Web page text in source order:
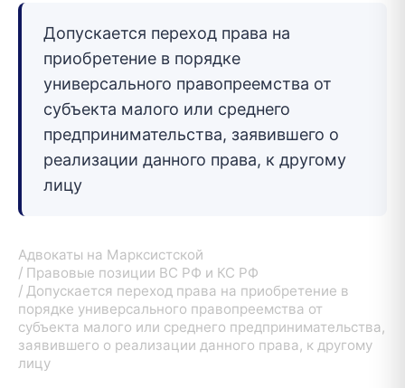
Допускается переход права на
приобретение в порядке
универсального правопреемства от
субъекта малого или среднего
предпринимательства, заявившего о
реализации данного права, к другому
лицу
Адвокаты на Марксистской
Правовые позиции ВС РФ и КС РФ
Допускается переход права на приобретение в
порядке универсального правопреемства от
субъекта малого или среднего предпринимательства,
заявившего о реализации данного права, к другому
лицу